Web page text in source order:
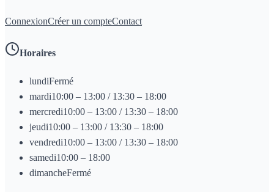
ConnexionCréer un compteContact
Horaires
lundiFermé
mardi10:00 – 13:00 / 13:30 – 18:00
mercredi10:00 – 13:00 / 13:30 – 18:00
jeudi10:00 – 13:00 / 13:30 – 18:00
vendredi10:00 – 13:00 / 13:30 – 18:00
samedi10:00 – 18:00
dimancheFermé